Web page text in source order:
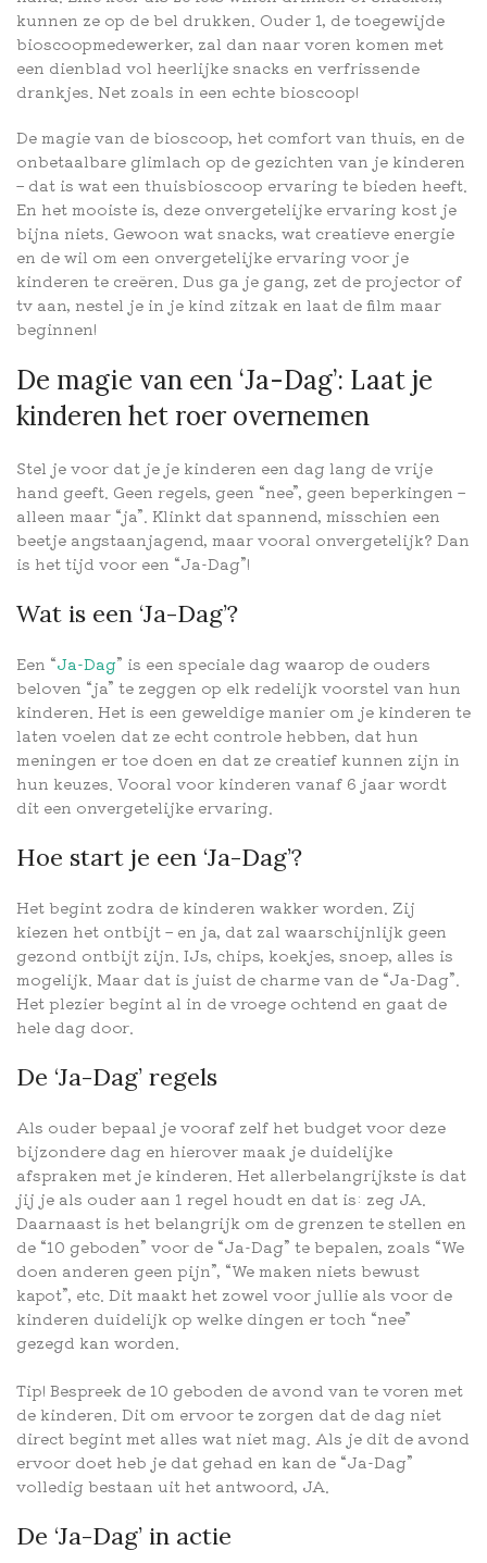
kunnen ze op de bel drukken. Ouder 1, de toegewijde
bioscoopmedewerker, zal dan naar voren komen met
een dienblad vol heerlijke snacks en verfrissende
drankjes. Net zoals in een echte bioscoop!
De magie van de bioscoop, het comfort van thuis, en de
onbetaalbare glimlach op de gezichten van je kinderen
– dat is wat een thuisbioscoop ervaring te bieden heeft.
En het mooiste is, deze onvergetelijke ervaring kost je
bijna niets. Gewoon wat snacks, wat creatieve energie
en de wil om een onvergetelijke ervaring voor je
kinderen te creëren. Dus ga je gang, zet de projector of
tv aan, nestel je in je kind zitzak en laat de film maar
beginnen!
De magie van een ‘Ja-Dag’: Laat je
kinderen het roer overnemen
Stel je voor dat je je kinderen een dag lang de vrije
hand geeft. Geen regels, geen “nee”, geen beperkingen –
alleen maar “ja”. Klinkt dat spannend, misschien een
beetje angstaanjagend, maar vooral onvergetelijk? Dan
is het tijd voor een “Ja-Dag”!
Wat is een ‘Ja-Dag’?
Een “Ja-Dag” is een speciale dag waarop de ouders
beloven “ja” te zeggen op elk redelijk voorstel van hun
kinderen. Het is een geweldige manier om je kinderen te
laten voelen dat ze echt controle hebben, dat hun
meningen er toe doen en dat ze creatief kunnen zijn in
hun keuzes. Vooral voor kinderen vanaf 6 jaar wordt
dit een onvergetelijke ervaring.
Hoe start je een ‘Ja-Dag’?
Het begint zodra de kinderen wakker worden. Zij
kiezen het ontbijt – en ja, dat zal waarschijnlijk geen
gezond ontbijt zijn. IJs, chips, koekjes, snoep, alles is
mogelijk. Maar dat is juist de charme van de “Ja-Dag”.
Het plezier begint al in de vroege ochtend en gaat de
hele dag door.
De ‘Ja-Dag’ regels
Als ouder bepaal je vooraf zelf het budget voor deze
bijzondere dag en hierover maak je duidelijke
afspraken met je kinderen. Het allerbelangrijkste is dat
jij je als ouder aan 1 regel houdt en dat is: zeg JA.
Daarnaast is het belangrijk om de grenzen te stellen en
de “10 geboden” voor de “Ja-Dag” te bepalen, zoals “We
doen anderen geen pijn”, “We maken niets bewust
kapot”, etc. Dit maakt het zowel voor jullie als voor de
kinderen duidelijk op welke dingen er toch “nee”
gezegd kan worden.
Tip! Bespreek de 10 geboden de avond van te voren met
de kinderen. Dit om ervoor te zorgen dat de dag niet
direct begint met alles wat niet mag. Als je dit de avond
ervoor doet heb je dat gehad en kan de “Ja-Dag”
volledig bestaan uit het antwoord, JA.
De ‘Ja-Dag’ in actie